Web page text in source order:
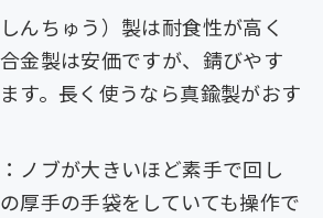
んちゅう）製は耐食性が高く
金製は安価ですが、錆びやす
す。長く使うなら真鍮製がおす
：ノブが大きいほど素手で回し
厚手の手袋をしていても操作で